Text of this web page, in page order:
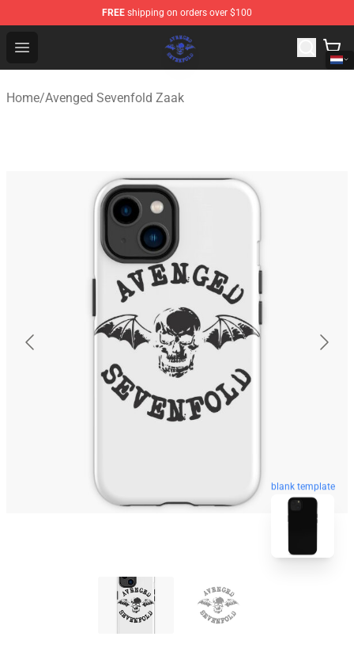
FREE shipping on orders over $100
Open menu
Avenged Sevenfold Shop - Official Avenged Sevenfold
Home/Avenged Sevenfold Zaak
blank template